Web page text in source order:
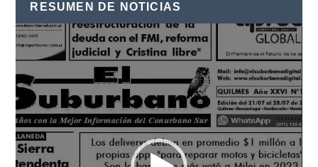
RESUMEN DE NOTICIAS
Reproductor
de
vídeo